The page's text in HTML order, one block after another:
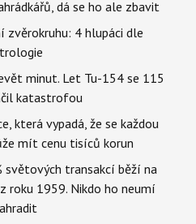
dá se ho ale zbavit
zvěrokruhu: 4 hlupáci dle
minut. Let Tu-154 se 115
katastrofou
která vypadá, že se každou
mít cenu tisíců korun
světových transakcí běží na
roku 1959. Nikdo ho neumí